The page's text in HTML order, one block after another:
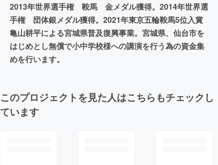
2013年世界選手権 鞍馬 金メダル獲得。2014年世界選
手権 団体銀メダル獲得。2021年東京五輪鞍馬5位入賞
亀山耕平による宮城県普及復興事業。宮城県、仙台市を
はじめとし無償で小中学校様への講演を行う為の資金集
めを行います。
このプロジェクトを見た人はこちらもチェックし
ています